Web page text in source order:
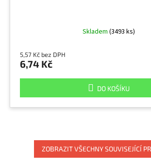
Skladem (3493 ks)
5,57 Kč bez DPH
6,74 Kč
DO KOŠÍKU
ZOBRAZIT VŠECHNY SOUVISEJÍCÍ